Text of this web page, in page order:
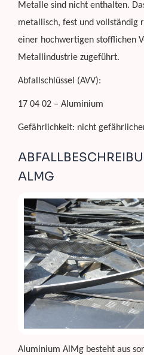
Metalle sind nicht enthalten.
metallisch, fest und vollständig
einer hochwertigen stofflichen
Metallindustrie zugeführt.
Abfallschlüssel (AVV):
17 04 02 – Aluminium
Gefährlichkeit: nicht
ALMG
Aluminium AlMg besteht aus